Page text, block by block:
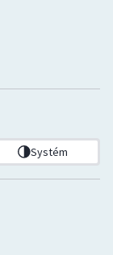
Systém